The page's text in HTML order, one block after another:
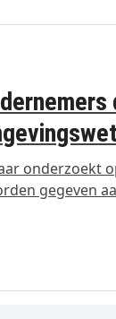
onderzoekt
gegeven